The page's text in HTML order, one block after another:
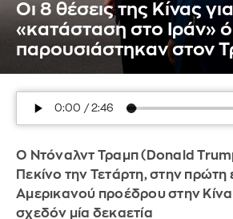
Οι 8 θέσεις της Κίνας
«κατάσταση στο Ιράν»
παρουσιάστηκαν στον
Ο Ντόναλντ Τραμπ (Donald
Πεκίνο την Τετάρτη, στην πρώτη
Αμερικανού προέδρου στην
σχεδόν μία δεκαετία